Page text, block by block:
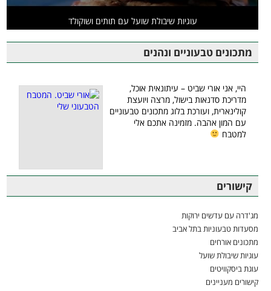
עוגיות שיבולת שועל עם תותים ושוקולד
מתכונים טבעוניים ונהנים
היי, אני אורי שביט – עיתונאית אוכל,
מדריכת סדנאות בישול, מרצה ויועצת
קולינארית, ועורכת בלוג מתכונים טבעוניים
עם המון אהבה. מזמינה אתכם אלי
למטבח
קישורים
מג'דרה עם עדשים ירוקות
מסעדות טבעוניות בתל אביב
מתכונים אורחים
עוגיות שיבולת שועל
עוגת ביסקוויטים
קישורים מעניינים